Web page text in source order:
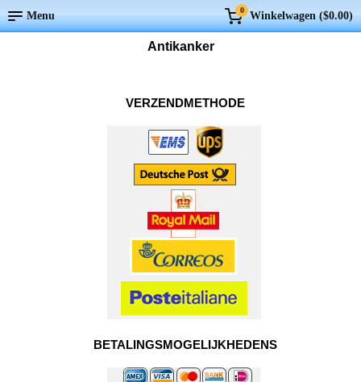
Menu 0 Winkelwagen ($0.00)
Antikanker
BETALINGSMOGELIJKHEDENS
VERZENDMETHODE